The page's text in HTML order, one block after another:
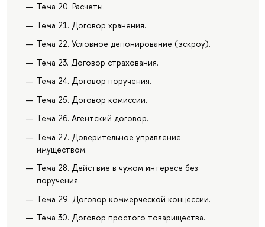
Тема 20. Расчеты.
Тема 21. Договор хранения.
Тема 22. Условное депонирование (эскроу).
Тема 23. Договор страхования.
Тема 24. Договор поручения.
Тема 25. Договор комиссии.
Тема 26. Агентский договор.
Тема 27. Доверительное управление
имуществом.
Тема 28. Действие в чужом интересе без
поручения.
Тема 29. Договор коммерческой концессии.
Тема 30. Договор простого товарищества.